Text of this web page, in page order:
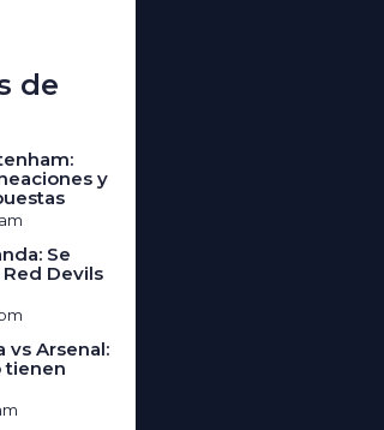
de
y
Se
Devils
vs Arsenal:
tienen